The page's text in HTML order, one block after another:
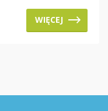
WIĘCEJ